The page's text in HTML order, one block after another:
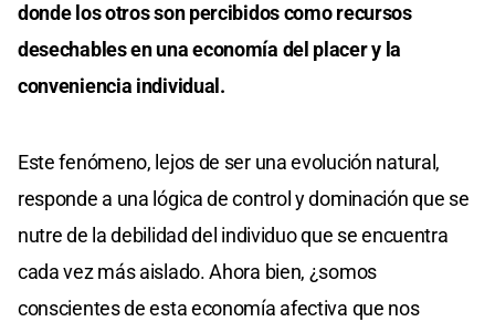
donde los otros son percibidos como recursos
desechables en una economía del placer y la
conveniencia individual.
Este fenómeno, lejos de ser una evolución natural,
responde a una lógica de control y dominación que se
nutre de la debilidad del individuo que se encuentra
cada vez más aislado. Ahora bien, ¿somos
conscientes de esta economía afectiva que nos